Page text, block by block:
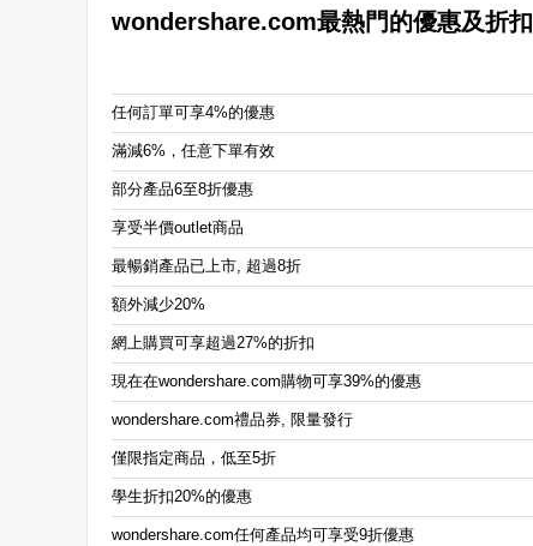
wondershare.com最熱門的優惠及折扣
任何訂單可享4%的優惠
滿減6%，任意下單有效
部分產品6至8折優惠
享受半價outlet商品
最暢銷產品已上市, 超過8折
額外減少20%
網上購買可享超過27%的折扣
現在在wondershare.com購物可享39%的優惠
wondershare.com禮品券, 限量發行
僅限指定商品，低至5折
學生折扣20%的優惠
wondershare.com任何產品均可享受9折優惠